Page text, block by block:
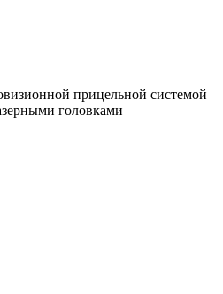
прицельной системой
головками